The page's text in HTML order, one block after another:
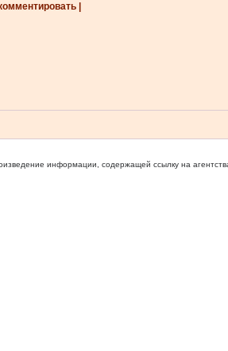
|
информации, содержащей ссылку на